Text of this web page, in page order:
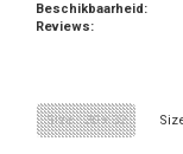
Beschikbaarheid:
Reviews:
Size : 30 x 32